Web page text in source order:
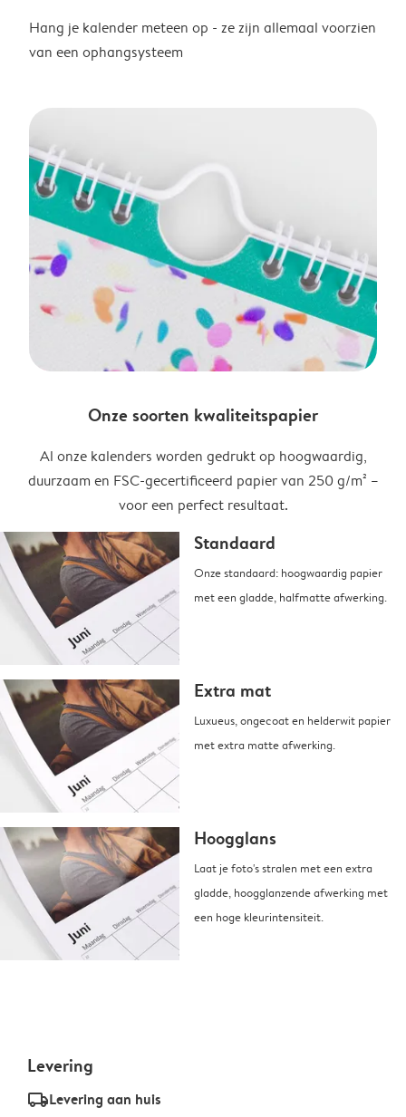
Hang je kalender meteen op - ze zijn allemaal voorzien
van een ophangsysteem
Onze soorten kwaliteitspapier
Al onze kalenders worden gedrukt op hoogwaardig,
duurzaam en FSC-gecertificeerd papier van 250 g/m² –
voor een perfect resultaat.
Standaard
Onze standaard: hoogwaardig papier
met een gladde, halfmatte afwerking.
Extra mat
Luxueus, ongecoat en helderwit papier
met extra matte afwerking.
Hoogglans
Laat je foto's stralen met een extra
gladde, hoogglanzende afwerking met
een hoge kleurintensiteit.
Levering
delivery_standard_v2Levering aan huis